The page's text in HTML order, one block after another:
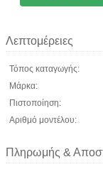
Λεπτομέρειες
Τόπος καταγωγής:
Μάρκα:
Πιστοποίηση:
Αριθμό μοντέλου:
Πληρωμής &